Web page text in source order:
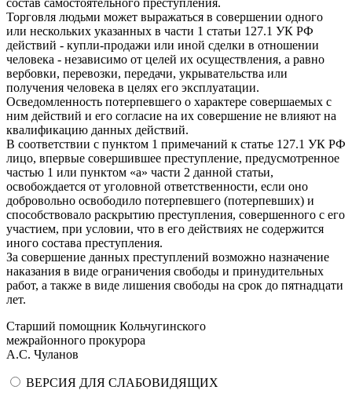
Торговля людьми может выражаться в совершении одного
или нескольких указанных в части 1 статьи 127.1 УК РФ
действий - купли-продажи или иной сделки в отношении
человека - независимо от целей их осуществления, а равно
вербовки, перевозки, передачи, укрывательства или
получения человека в целях его эксплуатации.
Осведомленность потерпевшего о характере совершаемых с
ним действий и его согласие на их совершение не влияют на
квалификацию данных действий.
В соответствии с пунктом 1 примечаний к статье 127.1 УК РФ
лицо, впервые совершившее преступление, предусмотренное
частью 1 или пунктом «а» части 2 данной статьи,
освобождается от уголовной ответственности, если оно
добровольно освободило потерпевшего (потерпевших) и
способствовало раскрытию преступления, совершенного с его
участием, при условии, что в его действиях не содержится
иного состава преступления.
За совершение данных преступлений возможно назначение
наказания в виде ограничения свободы и принудительных
работ, а также в виде лишения свободы на срок до пятнадцати
лет.
Старший помощник Кольчугинского
межрайонного прокурора
А.С. Чуланов
ВЕРСИЯ ДЛЯ СЛАБОВИДЯЩИХ